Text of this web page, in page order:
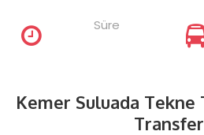
Süre
Kemer Suluada Tekne